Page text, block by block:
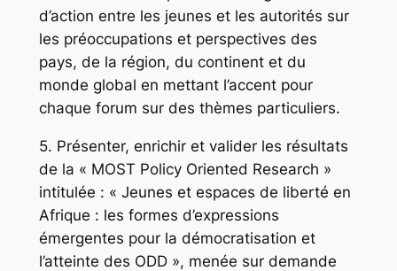
d’action entre les jeunes et les autorités sur
les préoccupations et perspectives des
pays, de la région, du continent et du
monde global en mettant l’accent pour
chaque forum sur des thèmes particuliers.
5. Présenter, enrichir et valider les résultats
de la « MOST Policy Oriented Research »
intitulée : « Jeunes et espaces de liberté en
Afrique : les formes d’expressions
émergentes pour la démocratisation et
l’atteinte des ODD », menée sur demande